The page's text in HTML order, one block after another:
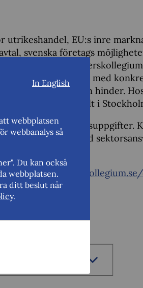
utrikeshandel, EU:s inre
svenska företags
På
frågorna blandas med
hållbar handel utan hinder.
är beläget centralt i
flera nya arbetsuppgifter.
med
här sidan.
In English
webbplatsen
webbanalys så
Du kan också
webbplatsen.
ditt beslut när
.